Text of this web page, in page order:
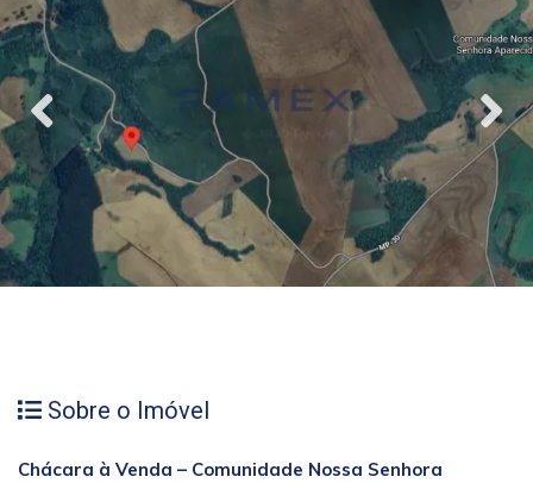
Sobre o Imóvel
Chácara à Venda – Comunidade Nossa Senhora